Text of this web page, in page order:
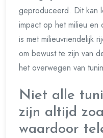
geproduceerd. Dit kan
impact op het milieu en
is met milieuvriendelijk
om bewust te zijn van
het overwegen van
Niet alle
zijn altijd
waardoor